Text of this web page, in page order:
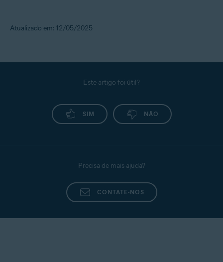
Atualizado em: 12/05/2025
Este artigo foi útil?
SIM NÃO
Precisa de mais ajuda?
CONTATE-NOS